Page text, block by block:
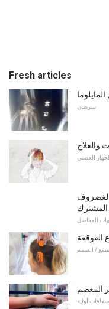
Fresh articles
سرطان
والعلاج
العصبي
الغضروف
المشترك
المفاصل
القوقعة
/ الصمم
المعصم
أولية